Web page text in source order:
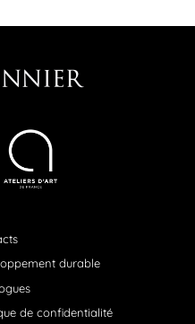
durable
de confidentialité